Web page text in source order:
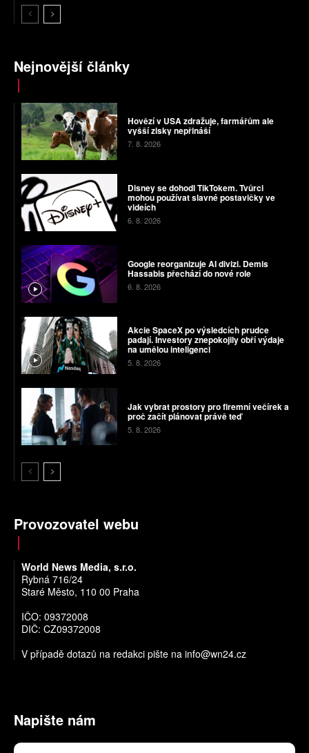
Nejnovější články
Hovězí v USA zdražuje, farmářům ale
vyšší zisky nepřináší
7. 8. 2026
Disney se dohodl TikTokem. Tvůrci
mohou používat slavné postavičky ve
videích
6. 8. 2026
Google reorganizuje AI divizi. Demis
Hassabis přechází do nové role
6. 8. 2026
Akcie SpaceX po výsledcích prudce
padají. Investory znepokojily obří výdaje
na umělou inteligenci
5. 8. 2026
Jak vybrat prostory pro firemní večírek a
proč začít plánovat právě teď
5. 8. 2026
Provozovatel webu
World News Media, s.r.o.
Rybná 716/24
Staré Město, 110 00 Praha
IČO: 09372008
DIČ: CZ09372008
V případě dotazů na redakci pište na info@wn24.cz
Napište nám